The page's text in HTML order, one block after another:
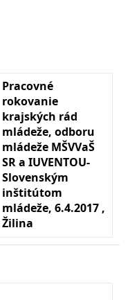
Pracovné
rokovanie
krajských rád
mládeže, odboru
mládeže MŠVVaŠ
SR a IUVENTOU-
Slovenským
inštitútom
mládeže, 6.4.2017 ,
Žilina